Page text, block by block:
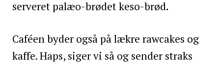
serveret palæo-brødet keso-brød.
Caféen byder også på lækre rawcakes og
kaffe. Haps, siger vi så og sender straks